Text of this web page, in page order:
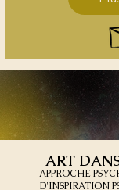
​ART
APPROCHE
D'INSPIRATION